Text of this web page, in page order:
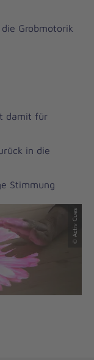
© Activ Cues
Grobmotorik
damit für
in die
Stimmung